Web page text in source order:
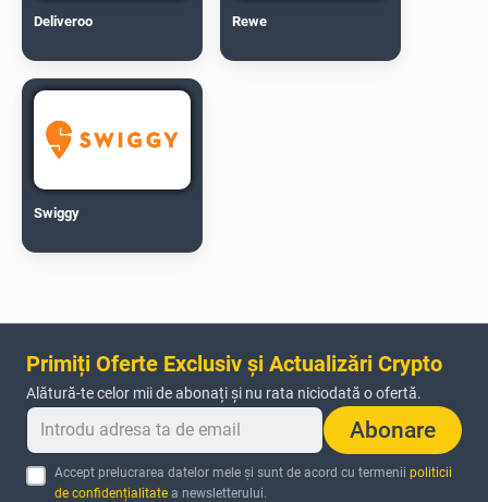
Deliveroo Rewe
Swiggy
Primiți Oferte Exclusiv și Actualizări Crypto
Alătură-te celor mii de abonați și nu rata niciodată o ofertă.
Abonare
Accept prelucrarea datelor mele și sunt de acord cu termeniipoliticii
de confidențialitate a newsletterului.